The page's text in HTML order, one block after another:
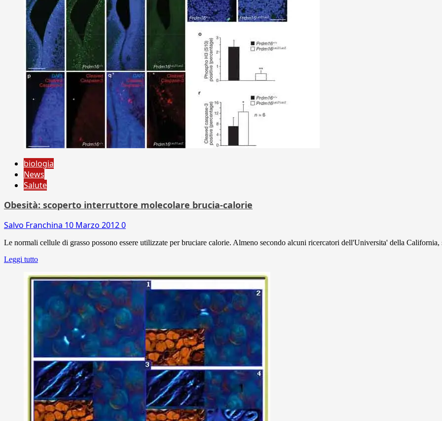
biologia
News
Salute
Obesità: scoperto interruttore molecolare brucia-calorie
Salvo Franchina 10 Marzo 20120
Le normali cellule di grasso possono essere utilizzate per bruciare calorie. Almeno secondo alcuni ricercatori dell'Universita' della California,
Leggi tutto